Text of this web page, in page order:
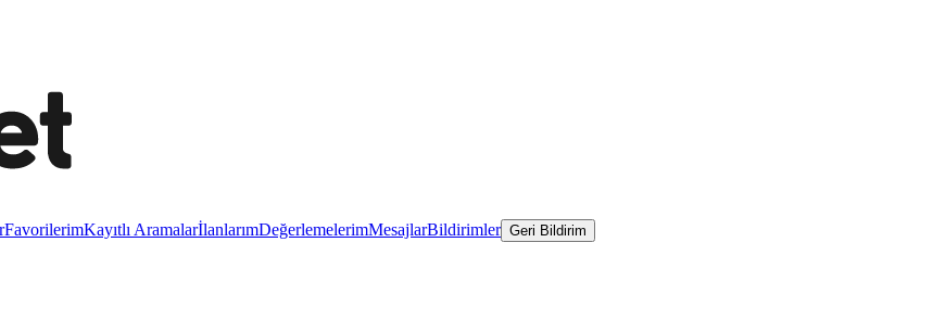
FavorilerimKayıtlı AramalarİlanlarımDeğerlemelerimMesajlarBildirimler Geri Bildirim